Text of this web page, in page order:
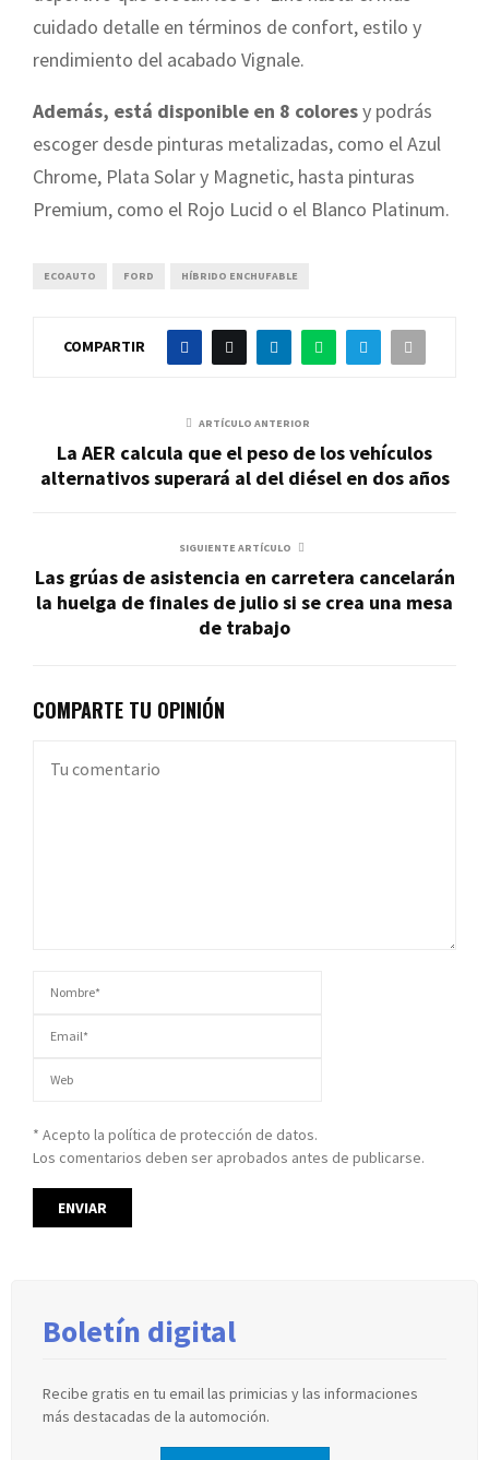
cuidado detalle en términos de confort, estilo y
rendimiento del acabado Vignale.
Además, está disponible en 8 coloresy podrás
escoger desde pinturas metalizadas, como el Azul
Chrome, Plata Solar y Magnetic, hasta pinturas
Premium, como el Rojo Lucid o el Blanco Platinum.
ECOAUTO FORD HÍBRIDO ENCHUFABLE
COMPARTIR
ARTÍCULO ANTERIOR
La AER calcula que el peso de los vehículos
alternativos superará al del diésel en dos años
SIGUIENTE ARTÍCULO
Las grúas de asistencia en carretera cancelarán
la huelga de finales de julio si se crea una mesa
de trabajo
COMPARTE TU OPINIÓN
* Acepto la política de protección de datos.
Los comentarios deben ser aprobados antes de publicarse.
Boletín digital
Recibe gratis en tu email las primicias y las informaciones
más destacadas de la automoción.